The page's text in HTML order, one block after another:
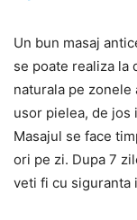
Un bun masaj
se poate realiza la
naturala pe zonele
usor pielea, de jos
Masajul se face
ori pe zi. Dupa 7
veti fi cu siguranta